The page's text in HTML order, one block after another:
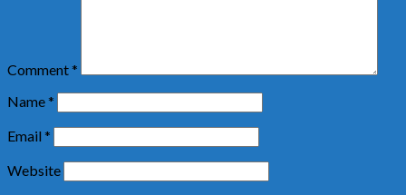
Comment*
Name*
Email*
Website